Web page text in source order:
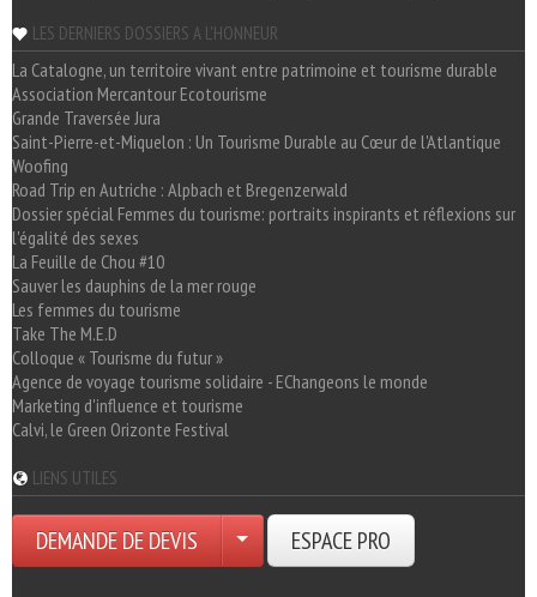
LES DERNIERS DOSSIERS A L'HONNEUR
La Catalogne, un territoire vivant entre patrimoine et tourisme durable
Association Mercantour Ecotourisme
Grande Traversée Jura
Saint-Pierre-et-Miquelon : Un Tourisme Durable au Cœur de l'Atlantique
Woofing
Road Trip en Autriche : Alpbach et Bregenzerwald
Dossier spécial Femmes du tourisme: portraits inspirants et réflexions sur
l'égalité des sexes
La Feuille de Chou #10
Sauver les dauphins de la mer rouge
Les femmes du tourisme
Take The M.E.D
Colloque « Tourisme du futur »
Agence de voyage tourisme solidaire - EChangeons le monde
Marketing d'influence et tourisme
Calvi, le Green Orizonte Festival
LIENS UTILES
DEMANDE DE DEVIS ESPACE PRO